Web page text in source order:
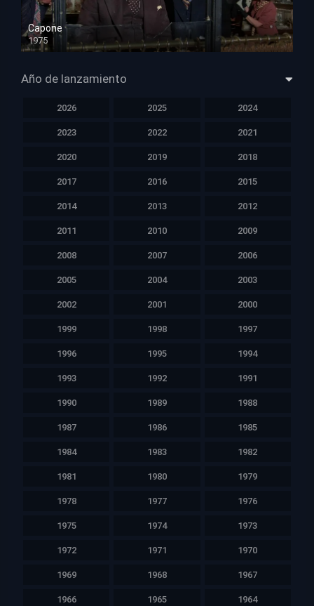
Capone
1975
HD 1080p
Año de lanzamiento
2026 2025 2024
2023 2022 2021
2020 2019 2018
2017 2016 2015
2014 2013 2012
2011 2010 2009
2008 2007 2006
2005 2004 2003
2002 2001 2000
1999 1998 1997
1996 1995 1994
1993 1992 1991
1990 1989 1988
1987 1986 1985
1984 1983 1982
1981 1980 1979
1978 1977 1976
1975 1974 1973
1972 1971 1970
1969 1968 1967
1966 1965 1964